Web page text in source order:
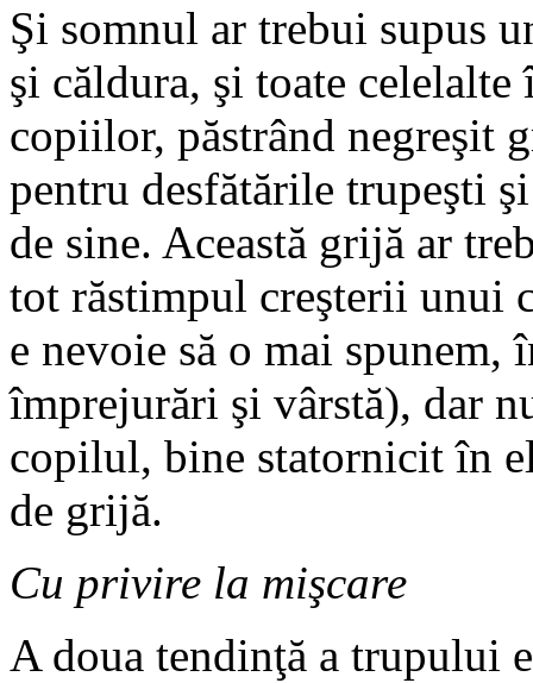
Şi somnul ar trebui supus
şi căldura, şi toate
copiilor, păstrând negreşit
pentru desfătările trupeşti
de sine. Această grijă ar
tot răstimpul creşterii unui
e nevoie să o mai spunem,
împrejurări şi vârstă), dar
copilul, bine statornicit în
de grijă.
Cu privire la mişcare
A doua tendinţă a trupului